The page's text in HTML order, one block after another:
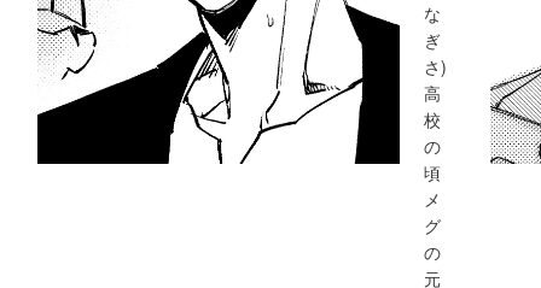
な
ぎ
さ)
高
校
の
頃
メ
グ
の
元